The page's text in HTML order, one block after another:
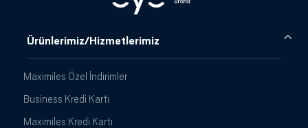
Ürünlerimiz/Hizmetlerimiz
Maximiles Özel İndirimler
Business Kredi Kartı
Maximiles Kredi Kartı